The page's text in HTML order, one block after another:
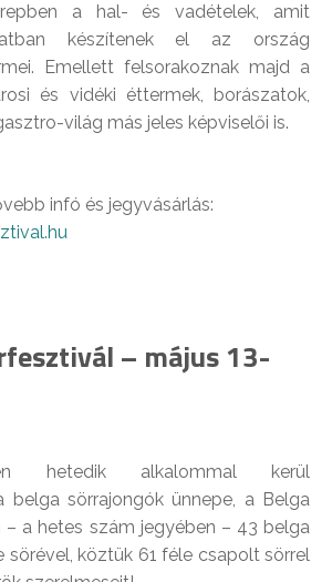
a hal- és vadételek, amit
készítenek el az ország
Emellett felsorakoznak majd a
és vidéki éttermek, borászatok,
világ más jeles képviselői is.
infó és jegyvásárlás:
– május 13-
hetedik alkalommal kerül
belga sörrajongók ünnepe, a Belga
– a hetes szám jegyében – 43 belga
sörével, köztük 61 féle csapolt sörrel